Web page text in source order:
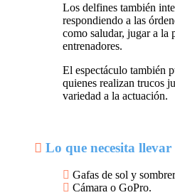
Los delfines también
respondiendo a las
como saludar, jugar a la
entrenadores.
El espectáculo también
quienes realizan trucos
variedad a la actuación.
Lo que necesita llevar
Gafas de sol y
Cámara o GoPro.